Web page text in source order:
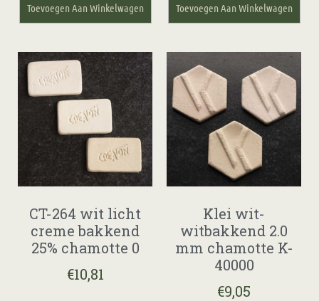
Toevoegen Aan Winkelwagen Toevoegen Aan Winkelwagen
CT-264 wit licht
creme bakkend
25% chamotte 0
€10,81
Klei wit-
witbakkend 2.0
mm chamotte K-
40000
€9,05